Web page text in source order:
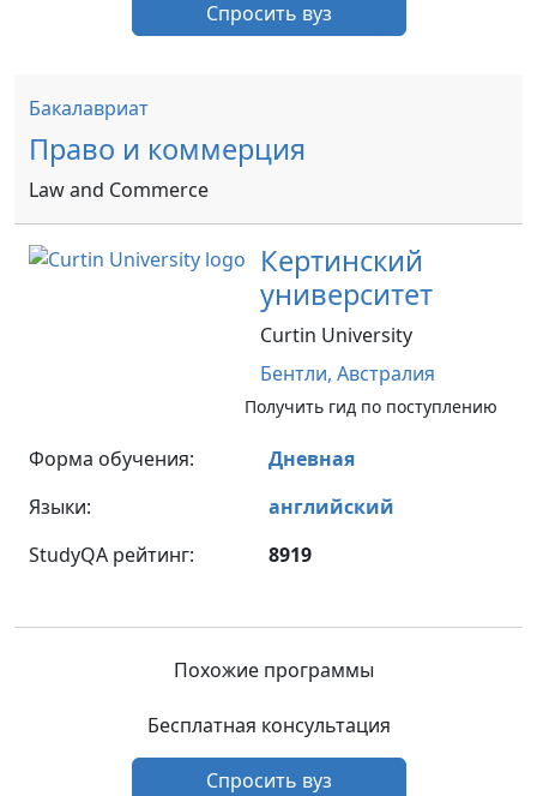
Спросить вуз
Бакалавриат
Право и коммерция
Law and Commerce
Кертинский
университет
Curtin University
Бентли, Австралия
Получить гид по поступлению
Форма обучения:
Дневная
Языки:
английский
StudyQA рейтинг:
8919
Похожие программы
Бесплатная консультация
Спросить вуз